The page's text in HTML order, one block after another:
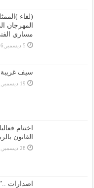
(لقاء
مساري
5 ديسمبر,2016
سيف غريبة يودع العام
19 ديسمبر,2022
اختتام
القانون
28 ديسمبر,2020
اصدارات